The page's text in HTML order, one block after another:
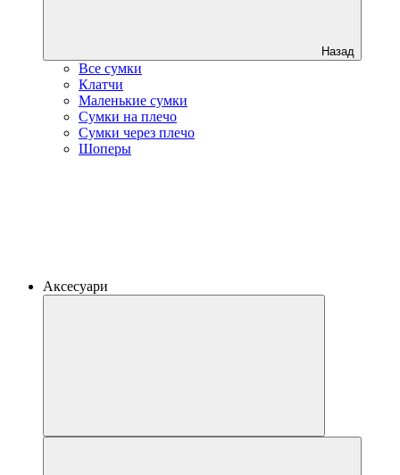
Назад
Все сумки
Клатчи
Маленькие сумки
Сумки на плечо
Сумки через плечо
Шоперы
Аксесуари